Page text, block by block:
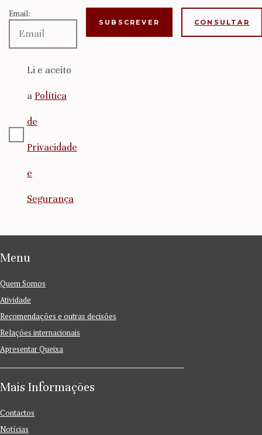
Email:
Li e aceito
a Política
de
Privacidade
e
Segurança
CONSULTAR
Menu
Quem Somos
Atividade
Recomendações e outras decisões
Relações internacionais
Apresentar Queixa
Mais Informações
Contactos
Notícias